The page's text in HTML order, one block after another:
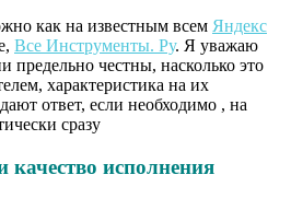
как на известным всем Яндекс
Все Инструменты. Ру. Я уважаю
предельно честны, насколько это
характеристика на их
ответ, если необходимо , на
сразу
исполнения